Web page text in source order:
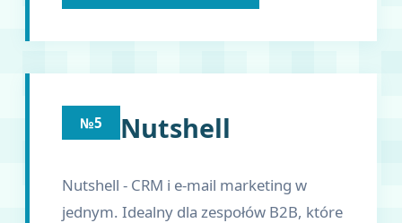
№5 Nutshell
Nutshell - CRM i e-mail marketing w
jednym. Idealny dla zespołów B2B, które